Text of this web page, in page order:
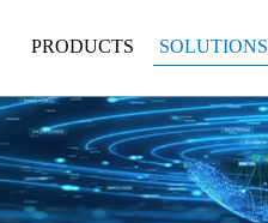
PRODUCTS SOLUTIONS